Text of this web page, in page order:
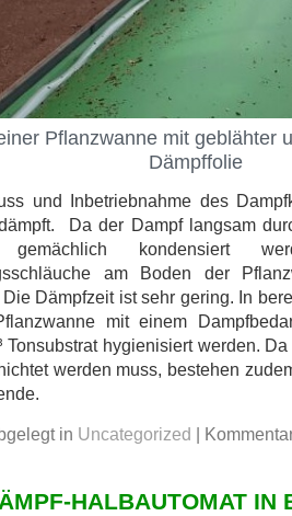
Pflanzwanne mit geblähter
Dämpffolie
und Inbetriebnahme des
Da der Dampf langsam
kondensiert
am Boden der
Dämpfzeit ist sehr gering. In
mit einem
Tonsubstrat hygienisiert werden.
werden muss, bestehen
in Uncategorized |
HALBAUTOMAT IN